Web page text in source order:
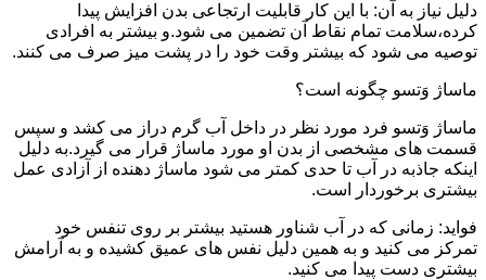
دلیل نیاز به آن: با این کار قابلیت ارتجاعی بدن افزایش پیدا
کرده،سلامت تمام نقاط آن تضمین می شود.و بیشتر به افرادی
توصیه می شود که بیشتر وقت خود را در پشت میز صرف می کنند.
ماساژ وَتسو چگونه است؟
ماساژ وَتسو فرد مورد نظر در داخل آب گرم دراز می کشد و سپس
قسمت های مشخصی از بدن او مورد ماساژ قرار می گیرد.به دلیل
اینکه جاذبه در آب تا حدی کمتر می شود ماساژ دهنده از آزادی عمل
بیشتری برخوردار است.
فواید: زمانی که در آب شناور هستید بیشتر بر روی تنفس خود
تمرکز می کنید و به همین دلیل نفس های عمیق کشیده و به آرامش
بیشتری دست پیدا می کنید.